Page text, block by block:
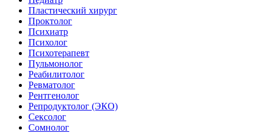
Пластический хирург
Проктолог
Психиатр
Психолог
Психотерапевт
Пульмонолог
Реабилитолог
Ревматолог
Рентгенолог
Репродуктолог (ЭКО)
Сексолог
Сомнолог